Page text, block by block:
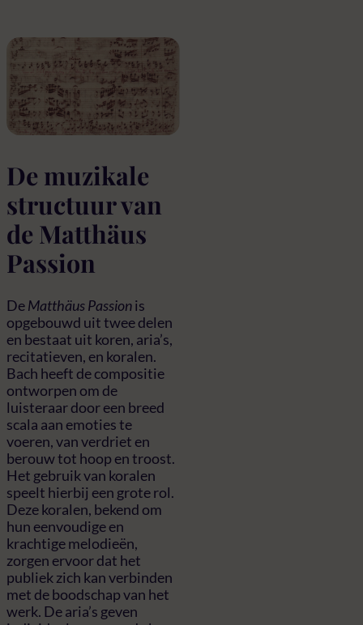
De muzikale
structuur van
de Matthäus
Passion
DeMatthäus Passionis
opgebouwd uit twee delen
en bestaat uit koren, aria’s,
recitatieven, en koralen.
Bach heeft de compositie
ontworpen om de
luisteraar door een breed
scala aan emoties te
voeren, van verdriet en
berouw tot hoop en troost.
Het gebruik van koralen
speelt hierbij een grote rol.
Deze koralen, bekend om
hun eenvoudige en
krachtige melodieën,
zorgen ervoor dat het
publiek zich kan verbinden
met de boodschap van het
werk. De aria’s geven